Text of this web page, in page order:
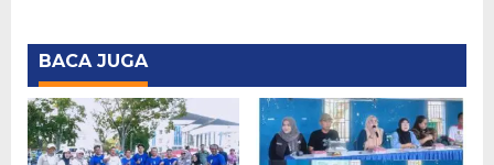
BACA JUGA